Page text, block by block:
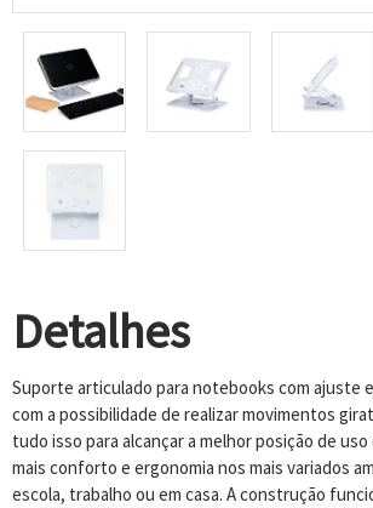
Detalhes
Suporte articulado para notebooks com ajuste
com a possibilidade de realizar movimentos
tudo isso para alcançar a melhor posição de
mais conforto e ergonomia nos mais variados
escola, trabalho ou em casa. A construção